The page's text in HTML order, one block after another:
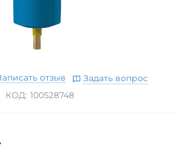
отзыв
Задать вопрос
КОД: 100528748